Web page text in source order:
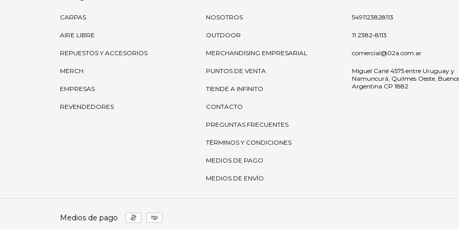
CARPAS
AIRE LIBRE
REPUESTOS Y ACCESORIOS
MERCH
EMPRESAS
REVENDEDORES
NOSOTROS
OUTDOOR
MERCHANDISING EMPRESARIAL
PUNTOS DE VENTA
TIENDE A INFINITO
CONTACTO
PREGUNTAS FRECUENTES
TÉRMINOS Y CONDICIONES
MEDIOS DE PAGO
MEDIOS DE ENVÍO
5491123828113
11 2382-8113
comercial@02a.com.ar
Miguel Cané 4575 entre Uruguay y
Namuncurá, Quilmes Oeste,
Argentina CP 1882
Medios de pago